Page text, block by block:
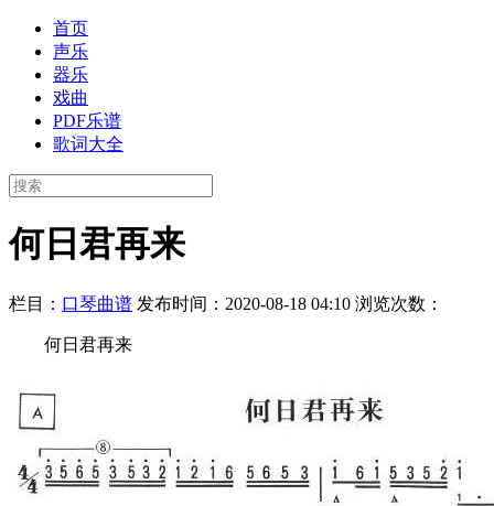
首页
声乐
器乐
戏曲
PDF乐谱
歌词大全
何日君再来
栏目： 口琴曲谱 发布时间：2020-08-18 04:10 浏览次数：
何日君再来